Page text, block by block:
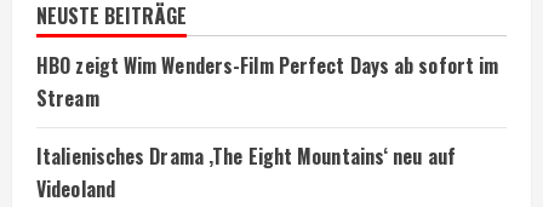
NEUSTE BEITRÄGE
HBO zeigt Wim Wenders-Film Perfect Days ab sofort im
Stream
Italienisches Drama ‚The Eight Mountains‘ neu auf
Videoland